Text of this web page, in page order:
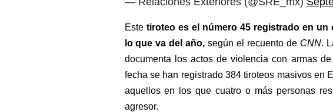
Este tiroteo es el número 45 registrado en
lo que va del año, según el recuento de CNN.
documenta los actos de violencia con armas
fecha se han registrado 384 tiroteos masivos en
aquellos en los que cuatro o más personas
agresor.